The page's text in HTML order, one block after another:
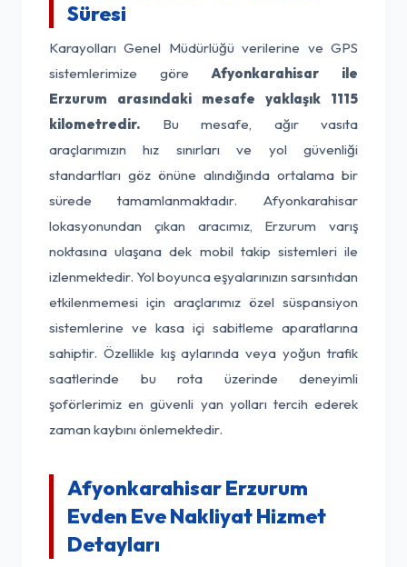
Süresi
Karayolları Genel Müdürlüğü verilerine ve GPS
sistemlerimize göreAfyonkarahisar ile
Erzurum arasındaki mesafe yaklaşık 1115
kilometredir. Bu mesafe, ağır vasıta
araçlarımızın hız sınırları ve yol güvenliği
standartları göz önüne alındığında ortalama bir
sürede tamamlanmaktadır. Afyonkarahisar
lokasyonundan çıkan aracımız, Erzurum varış
noktasına ulaşana dek mobil takip sistemleri ile
izlenmektedir. Yol boyunca eşyalarınızın sarsıntıdan
etkilenmemesi için araçlarımız özel süspansiyon
sistemlerine ve kasa içi sabitleme aparatlarına
sahiptir. Özellikle kış aylarında veya yoğun trafik
saatlerinde bu rota üzerinde deneyimli
şoförlerimiz en güvenli yan yolları tercih ederek
zaman kaybını önlemektedir.
Afyonkarahisar Erzurum
Evden Eve Nakliyat Hizmet
Detayları